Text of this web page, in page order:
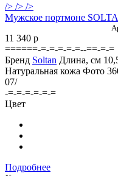
/> /> />
Мужское портмоне
11 340 p
======-=-=-=-=-=--==-=-=
Бренд Soltan Длина, см
Натуральная кожа Фото
07/
-=-=-=-=-=-=
Цвет
Подробнее